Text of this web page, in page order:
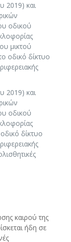
2019) και
οδικού
μικτού
οδικό δίκτυο
2019) και
οδικού
δίκτυο
καιρού της
ήδη σε